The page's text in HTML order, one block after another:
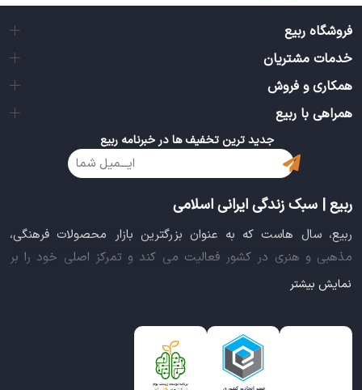
فروشگاه ربیع
خدمات مشتریان
همکاری و فروش
همراهی با ربیع
جدید ترین تخفیف ها در خبرنامه ربیع
ربیع | سبک زندگی ایرانی اسلامی
ربیع، سال هاست که به عنوان بزرگترین بازار محصولات فرهنگی،
مذهبی و هنری در کشور فعالیت می کند و تمرکز اصلی خود را بر
سبک زندگی ایرانی اسلامی قرار داده است. این بازار مجموعه کاملی از
شما را برای خرید اینترنتی کالاهای فرهنگی، مذهبی و هنری برآورده
ایده خلاقانه عرضه محصولات فرهنگی در بستر اینترنت باعث شد تا
نمایش بیشتر